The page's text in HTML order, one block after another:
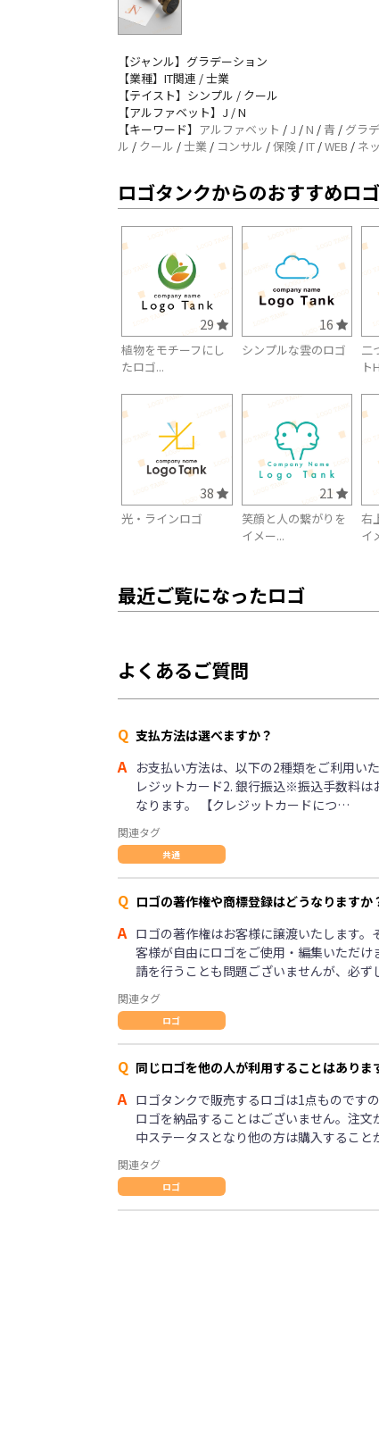
【ジャンル】グラデーション
【業種】IT関連 / 士業
【テイスト】シンプル / クール
【アルファベット】J / N
【キーワード】 アルファベット / J /N / 青 / グラ
ル / クール /士業 / コンサル /保険 /IT /WEB / ネ
ロゴタンクからのおすすめロゴ
29
植物をモチーフにし
たロゴ...
16
シンプルな雲のロゴ
二
ト
38
光・ラインロゴ
21
笑顔と人の繋がりを
イメー...
右
イ
最近ご覧になったロゴ
よくあるご質問
Q 支払方法は選べますか？
A お支払い方法は、以下の2種類をご利用い
レジットカード2. 銀行振込※振込手数料は
なります。 【クレジットカードにつ…
関連タグ
共通
Q ロゴの著作権や商標登録はどうなりますか
A ロゴの著作権はお客様に譲渡いたします。
客様が自由にロゴをご使用・編集いただけ
請を行うことも問題ございませんが、必
関連タグ
ロゴ
Q 同じロゴを他の人が利用することはありま
A ロゴタンクで販売するロゴは1点ものです
ロゴを納品することはございません。注文
中ステータスとなり他の方は購入するこ
関連タグ
ロゴ